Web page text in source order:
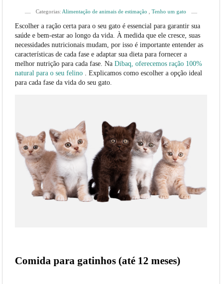
Categorias: Alimentação de animais de estimação Tenho um gato
Escolher a ração certa para o seu gato é essencial para garantir sua
saúde e bem-estar ao longo da vida. À medida que ele cresce, suas
necessidades nutricionais mudam, por isso é importante entender as
características de cada fase e adaptar sua dieta para fornecer a
melhor nutrição para cada fase. NaDibaq, oferecemos ração 100%
natural para o seu felino . Explicamos como escolher a opção ideal
para cada fase da vida do seu gato.
Comida para gatinhos (até 12 meses)